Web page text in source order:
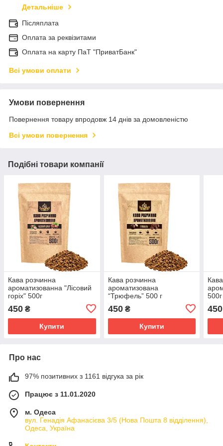
Детальніше
Післяплата
Оплата за реквізитами
Оплата на карту ПаТ "ПриватБанк"
Всі умови оплати
Умови повернення
Повернення товару впродовж 14 днів за домовленістю
Всі умови повернення
Подібні товари компанії
Кава розчинна
ароматизованна "Лісовий
горіх" 500г
450 ₴
Купити
Кава розчинна
ароматизована
“Трюфель” 500 г
Вишукана розчинна кава з
ароматом шоколадного
трюфеля — справжня
насолода для поцінов
450₴
Купити
500г
450
Про нас
97% позитивних з 1161 відгука за рік
Працює з 11.01.2020
м. Одеса
вул. Генадія Афанасієва 3/5 (Нова Пошта 8 відділення),
Одеса, Україна